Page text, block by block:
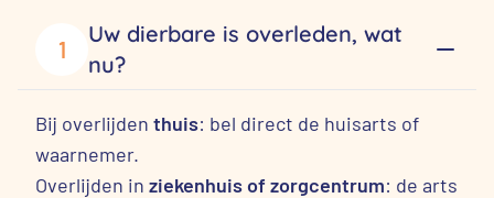
1
Uw dierbare is overleden, wat
nu?
Bij overlijden thuis: bel direct de huisarts of
waarnemer.
Overlijden in ziekenhuis of zorgcentrum: de arts